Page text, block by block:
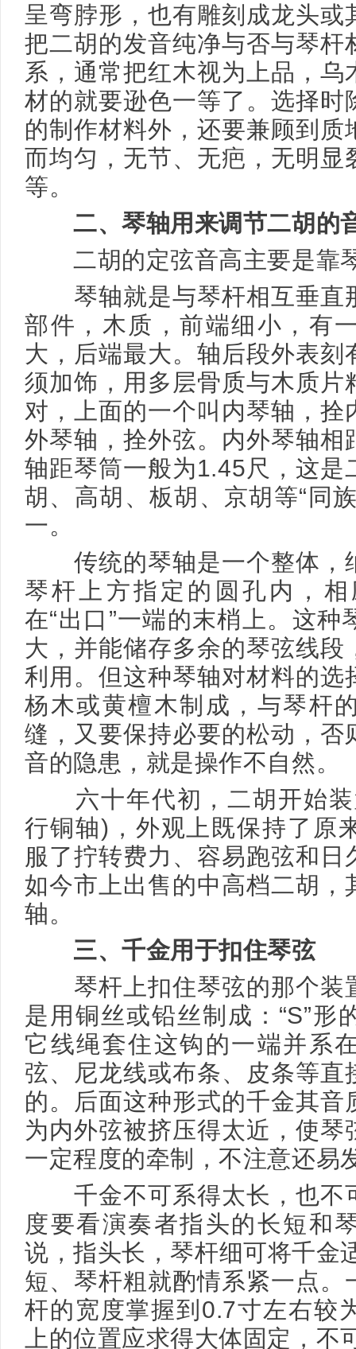
呈弯脖形，也有雕刻成龙头或
把二胡的发音纯净与否与琴杆
系，通常把红木视为上品，乌
材的就要逊色一等了。选择时
的制作材料外，还要兼顾到质
而均匀，无节、无疤，无明显
等。
二、琴轴用来调节二胡的
二胡的定弦音高主要是靠
琴轴就是与琴杆相互垂直
部件，木质，前端细小，有
大，后端最大。轴后段外表刻
须加饰，用多层骨质与木质片
对，上面的一个叫内琴轴，拴
外琴轴，拴外弦。内外琴轴相
轴距琴筒一般为1.45尺，这是
胡、高胡、板胡、京胡等“同
一。
传统的琴轴是一个整体，
琴杆上方指定的圆孔内，
在“出口”一端的末梢上。这种
大，并能储存多余的琴弦线段
利用。但这种琴轴对材料的选
杨木或黄檀木制成，与琴杆
缝，又要保持必要的松动，否
音的隐患，就是操作不自然。
六十年代初，二胡开始装
行铜轴)，外观上既保持了原
服了拧转费力、容易跑弦和日
如今市上出售的中高档二胡，
轴。
三、千金用于扣住琴弦
琴杆上扣住琴弦的那个装
是用铜丝或铅丝制成：“S”形
它线绳套住这钩的一端并系
弦、尼龙线或布条、皮条等直
的。后面这种形式的千金其音
为内外弦被挤压得太近，使琴
一定程度的牵制，不注意还易
千金不可系得太长，也不
度要看演奏者指头的长短和
说，指头长，琴杆细可将千金
短、琴杆粗就酌情系紧一点。
杆的宽度掌握到0.7寸左右较
上的位置应求得大体固定，不